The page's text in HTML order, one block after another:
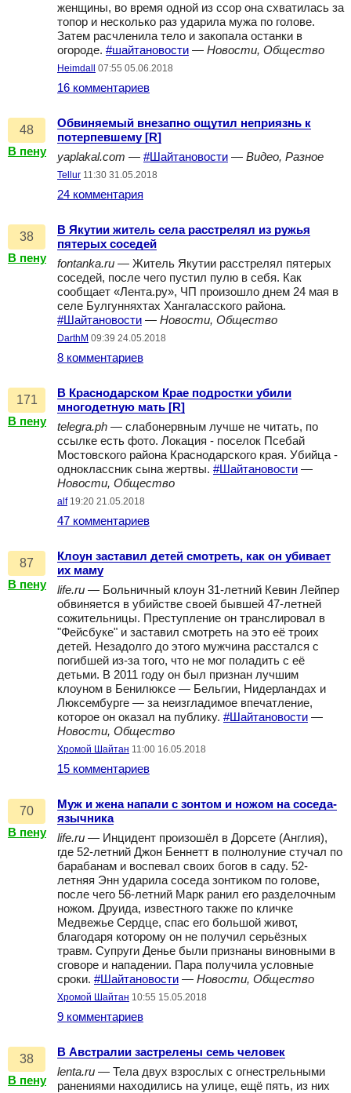
женщины, во время одной из ссор она схватилась за
топор и несколько раз ударила мужа по голове.
Затем расчленила тело и закопала останки в
огороде. #шайтановости — Новости, Общество
Heimdall 07:55 05.06.2018
16 комментариев
48
В пену
Обвиняемый внезапно ощутил неприязнь к
потерпевшему [R]
yaplakal.com — #Шайтановости — Видео, Разное
Tellur 11:30 31.05.2018
24 комментария
38
В пену
В Якутии житель села расстрелял из ружья
пятерых соседей
fontanka.ru — Житель Якутии расстрелял пятерых
соседей, после чего пустил пулю в себя. Как
сообщает «Лента.ру», ЧП произошло днем 24 мая в
селе Булгунняхтах Хангаласского района.
#Шайтановости — Новости, Общество
DarthM 09:39 24.05.2018
8 комментариев
171
В пену
В Краснодарском Крае подростки убили
многодетную мать [R]
telegra.ph — слабонервным лучше не читать, по
ссылке есть фото. Локация - поселок Псебай
Мостовского района Краснодарского края. Убийца -
одноклассник сына жертвы. #Шайтановости —
Новости, Общество
alf 19:20 21.05.2018
47 комментариев
87
В пену
Клоун заставил детей смотреть, как он убивает
их маму
life.ru — Больничный клоун 31-летний Кевин Лейпер
обвиняется в убийстве своей бывшей 47-летней
сожительницы. Преступление он транслировал в
"Фейсбуке" и заставил смотреть на это её троих
детей. Незадолго до этого мужчина расстался с
погибшей из-за того, что не мог поладить с её
детьми. В 2011 году он был признан лучшим
клоуном в Бенилюксе — Бельгии, Нидерландах и
Люксембурге — за неизгладимое впечатление,
которое он оказал на публику. #Шайтановости —
Новости, Общество
Хромой Шайтан 11:00 16.05.2018
15 комментариев
70
В пену
Муж и жена напали с зонтом и ножом на соседа-
язычника
life.ru — Инцидент произошёл в Дорсете (Англия),
где 52-летний Джон Беннетт в полнолуние стучал по
барабанам и воспевал своих богов в саду. 52-
летняя Энн ударила соседа зонтиком по голове,
после чего 56-летний Марк ранил его разделочным
ножом. Друида, известного также по кличке
Медвежье Сердце, спас его большой живот,
благодаря которому он не получил серьёзных
травм. Супруги Денье были признаны виновными в
сговоре и нападении. Пара получила условные
сроки. #Шайтановости — Новости, Общество
Хромой Шайтан 10:55 15.05.2018
9 комментариев
38
В пену
В Австралии застрелены семь человек
lenta.ru — Тела двух взрослых с огнестрельными
ранениями находились на улице, ещё пять, из них